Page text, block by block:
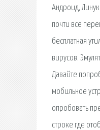
Андроид,
почти все
бесплатная
вирусов.
Давайте
мобильное
опробовать
строке где